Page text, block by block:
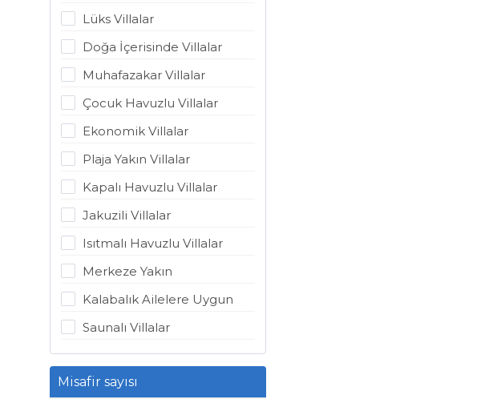
Lüks Villalar
Doğa İçerisinde Villalar
Muhafazakar Villalar
Çocuk Havuzlu Villalar
Ekonomik Villalar
Plaja Yakın Villalar
Kapalı Havuzlu Villalar
Jakuzili Villalar
Isıtmalı Havuzlu Villalar
Merkeze Yakın
Kalabalık Ailelere Uygun
Saunalı Villalar
Misafir sayısı